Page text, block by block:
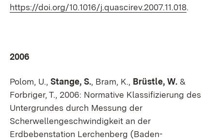
https://doi.org/10.1016/j.quascirev.2007.11.018.
2006
Polom, U., Stange, S., Bram, K., Brüstle, W. &
Forbriger, T., 2006: Normative Klassifizierung des
Untergrundes durch Messung der
Scherwellengeschwindigkeit an der
Erdbebenstation Lerchenberg (Baden-